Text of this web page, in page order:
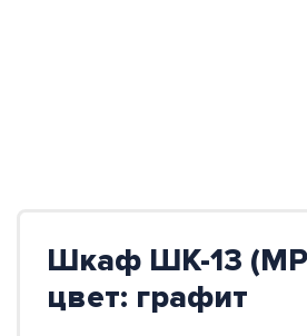
Шкаф ШК-13
цвет: графит